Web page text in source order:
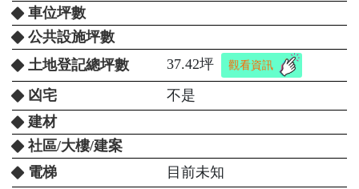
車位坪數
公共設施坪數
土地登記總坪數
37.42坪 觀看資訊
凶宅
不是
建材
社區/大樓/建案
電梯
目前未知